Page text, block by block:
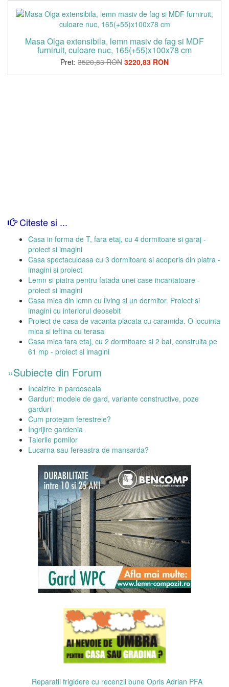
Masa Olga extensibila, lemn masiv de fag si MDF
furniruit, culoare nuc, 165(+55)x100x78 cm
Pret: 3520,83 RON 3220,83 RON
Citeste si ...
Casa in forma de T, fara etaj, cu 4 dormitoare si garaj -
proiect si imagini
Casa spectaculoasa cu 3 dormitoare si acoperis din piatra -
imagini si proiect
Lemn si piatra pentru fatada unei case incantatoare -
proiect si imagini
Casa mica din lemn cu living si un dormitor. Proiect si
imagini cu interiorul deosebit
Proiect de casa de vacanta placata cu caramida. O locuinta
mica si ieftina cu terasa
Casa mica fara etaj, cu 2 dormitoare si 2 bai, construita pe
61 mp - proiect si imagini
»Subiecte din Forum
Incalzire in pardoseala
Garduri: modele de gard, variante constructive, poze
garduri
Cum protejam ferestrele?
Ingrijire gardenia
Taierile pomilor
Lucarna sau fereastra de mansarda?
Reparatii frigidere cu recenzii bune Opris Adrian PFA